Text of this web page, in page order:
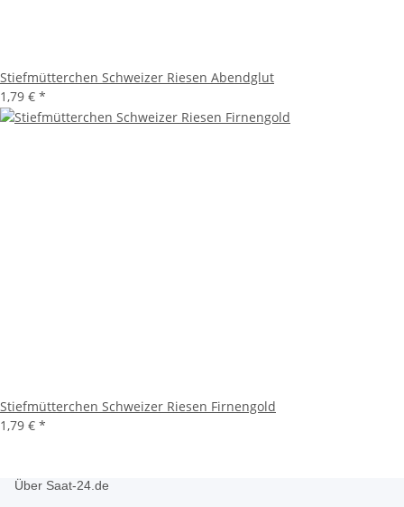
Stiefmütterchen Schweizer Riesen Abendglut
1,79 € *
Stiefmütterchen Schweizer Riesen Firnengold
1,79 € *
Über Saat-24.de